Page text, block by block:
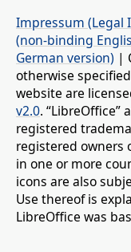
Impressum (Legal
(non-binding
German version) |
otherwise
website are
v2.0. “LibreOffice”
registered
registered owners
in one or more
icons are also
Use thereof is
LibreOffice was